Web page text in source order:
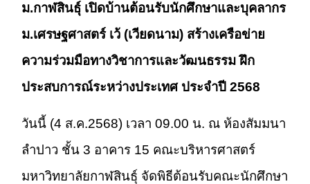
ม.กาฬสินธุ์ เปิดบ้านต้อนรับนักศึกษาและบุคลากร
ม.เศรษฐศาสตร์ เว้ (เวียดนาม) สร้างเครือข่าย
ความร่วมมือทางวิชาการและวัฒนธรรม ฝึก
ประสบการณ์ระหว่างประเทศ ประจำปี 2568
วันนี้ (4 ส.ค.2568) เวลา 09.00 น. ณ ห้องสัมมนา
ลำปาว ชั้น 3 อาคาร 15 คณะบริหารศาสตร์
มหาวิทยาลัยกาฬสินธุ์ จัดพิธีต้อนรับคณะนักศึกษา